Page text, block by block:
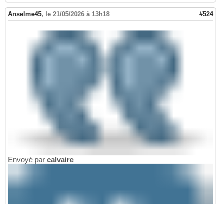
Anselme45, le 21/05/2026 à 13h18 #524
Envoyé par calvaire